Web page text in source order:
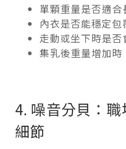
單顆重量是否適合
內衣是否能穩定包
走動或坐下時是否
集乳後重量增加
4. 噪音分貝：
細節